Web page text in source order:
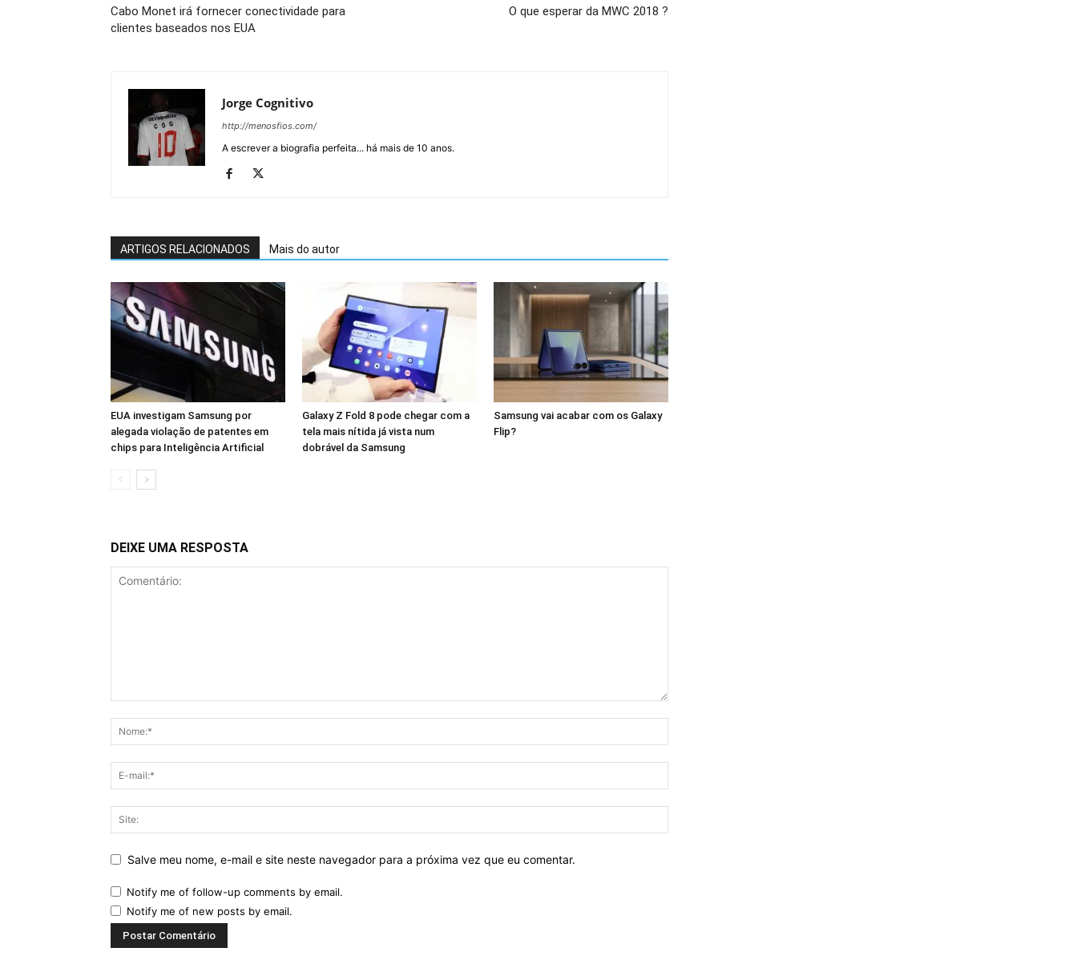
Cabo Monet irá fornecer conectividade para
clientes baseados nos EUA
O que esperar da MWC 2018 ?
Jorge Cognitivo
http://menosfios.com/
A escrever a biografia perfeita... há mais de 10 anos.
ARTIGOS RELACIONADOS Mais do autor
EUA investigam Samsung por
alegada violação de patentes em
chips para Inteligência Artificial
Galaxy Z Fold 8 pode chegar com a
tela mais nítida já vista num
dobrável da Samsung
Samsung vai acabar com os Galaxy
Flip?
DEIXE UMA RESPOSTA
Salve meu nome, e-mail e site neste navegador para a próxima vez que eu comentar.
Notify me of follow-up comments by email.
Notify me of new posts by email.